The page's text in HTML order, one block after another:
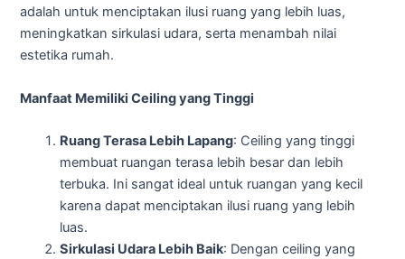
adalah untuk menciptakan ilusi ruang yang lebih luas,
meningkatkan sirkulasi udara, serta menambah nilai
estetika rumah.
Manfaat Memiliki Ceiling yang Tinggi
Ruang Terasa Lebih Lapang: Ceiling yang tinggi
membuat ruangan terasa lebih besar dan lebih
terbuka. Ini sangat ideal untuk ruangan yang kecil
karena dapat menciptakan ilusi ruang yang lebih
luas.
Sirkulasi Udara Lebih Baik: Dengan ceiling yang